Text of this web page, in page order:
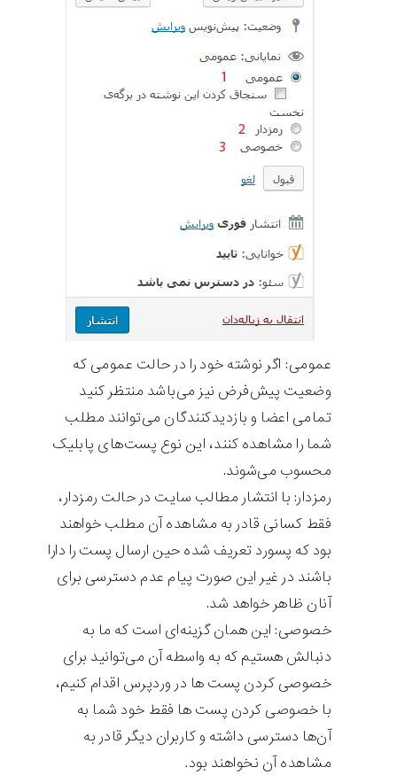
عمومی: اگر نوشته خود را در حالت عمومی که
وضعیت پیش‌فرض نیز می‌باشد منتظر کنید
تمامی اعضا و بازدیدکنندگان می‌توانند مطلب
شما را مشاهده کنند، این نوع پست‌های پابلیک
محسوب می‌شوند.
رمزدار: با انتشار مطالب سایت در حالت رمزدار،
فقط کسانی قادر به مشاهده آن مطلب خواهند
بود که پسورد تعریف شده حین ارسال پست را دارا
باشند در غیر این صورت پیام عدم دسترسی برای
آنان ظاهر خواهد شد.
خصوصی: این همان گزینه‌ای است که ما به
دنبالش هستیم که به واسطه آن می‌توانید برای
خصوصی کردن پست ها در وردپرس اقدام کنیم،
با خصوصی کردن پست ها فقط خود شما به
آن‌ها دسترسی داشته و کاربران دیگر قادر به
مشاهده آن نخواهند بود.